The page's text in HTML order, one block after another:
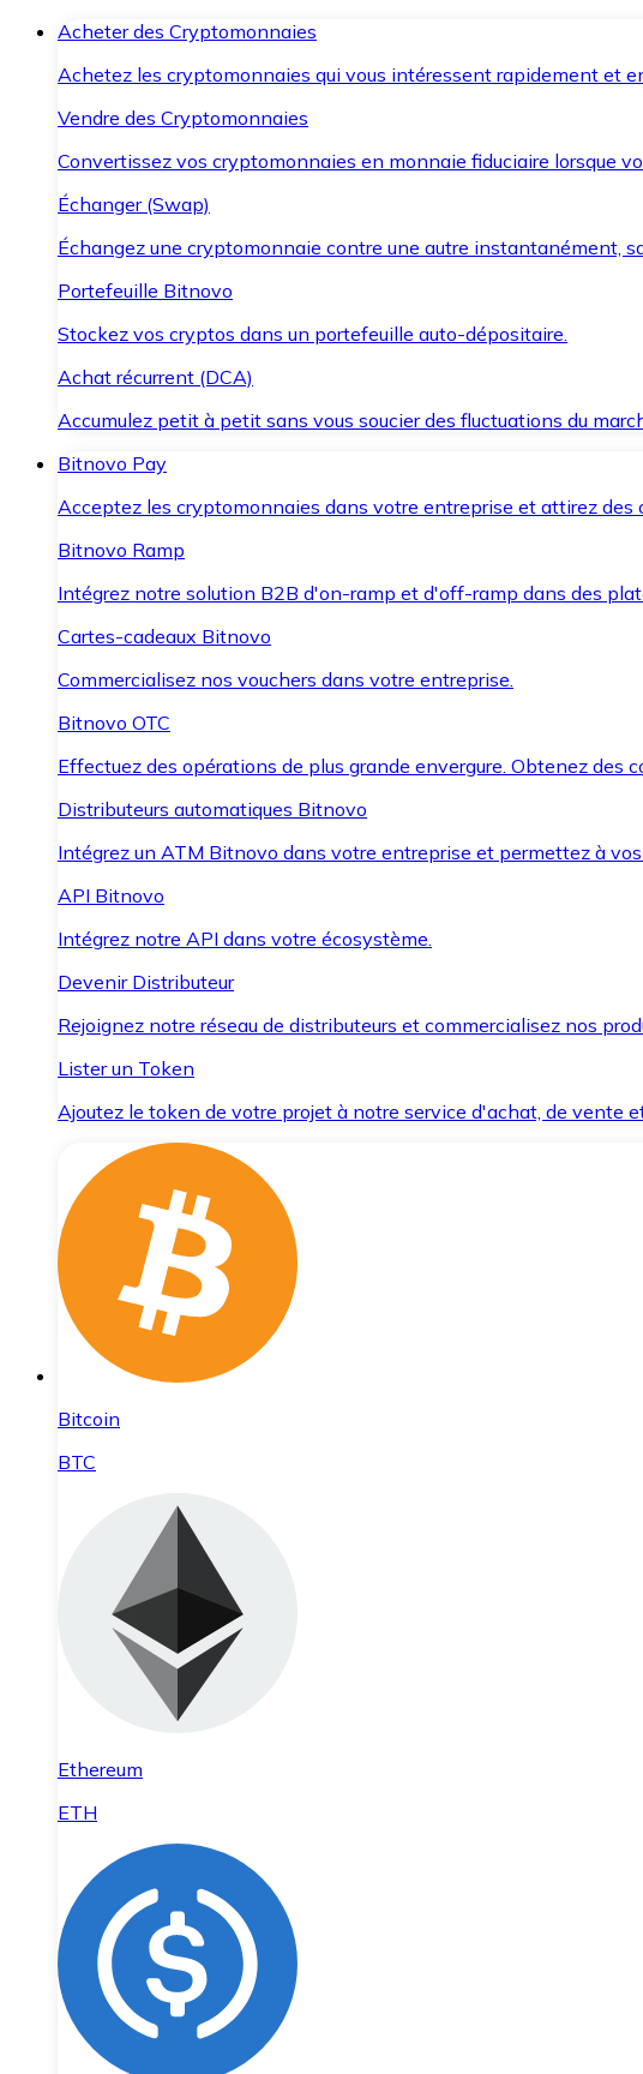
Acheter des Cryptomonnaies
Achetez les cryptomonnaies qui vous intéressent rapidement et
Vendre des Cryptomonnaies
Convertissez vos cryptomonnaies en monnaie fiduciaire lorsque
Échanger (Swap)
Échangez une cryptomonnaie contre une autre instantanément,
Portefeuille Bitnovo
Stockez vos cryptos dans un portefeuille auto-dépositaire.
Achat récurrent (DCA)
Accumulez petit à petit sans vous soucier des fluctuations du
Bitnovo Pay
Acceptez les cryptomonnaies dans votre entreprise et attirez des
Bitnovo Ramp
Intégrez notre solution B2B d'on-ramp et d'off-ramp dans des
Cartes-cadeaux Bitnovo
Commercialisez nos vouchers dans votre entreprise.
Bitnovo OTC
Effectuez des opérations de plus grande envergure. Obtenez
Distributeurs automatiques Bitnovo
Intégrez un ATM Bitnovo dans votre entreprise et permettez à
API Bitnovo
Intégrez notre API dans votre écosystème.
Devenir Distributeur
Rejoignez notre réseau de distributeurs et commercialisez nos
Lister un Token
Ajoutez le token de votre projet à notre service d'achat, de vente
Bitcoin
BTC
Ethereum
ETH